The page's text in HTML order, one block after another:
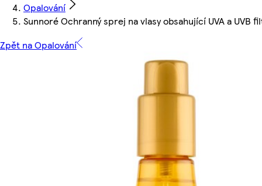
Opalování
Sunnoré Ochranný sprej na vlasy obsahující UVA a UVB
Zpět na Opalování